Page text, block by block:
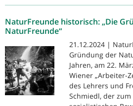
NaturFreunde historisch: „Die
NaturFreunde“
21.12.2024 |
Gründung der
Jahren, am 22.
Wiener „Arbeiter-
des Lehrers und
Schmiedl, der